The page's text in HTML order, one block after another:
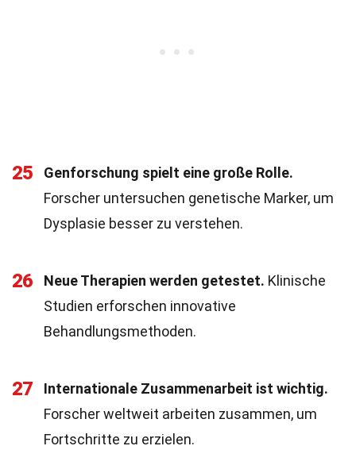
25
Genforschung spielt eine große Rolle.
Forscher untersuchen genetische Marker, um
Dysplasie besser zu verstehen.
26 Neue Therapien werden getestet. Klinische
Studien erforschen innovative
Behandlungsmethoden.
27
Internationale Zusammenarbeit ist wichtig.
Forscher weltweit arbeiten zusammen, um
Fortschritte zu erzielen.